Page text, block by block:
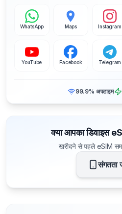
WhatsApp Maps Instagram
YouTube Facebook Telegram
99.9% अपटाइम
क्या आपका डिवाइस
खरीदने से पहले eSIM
संगतता